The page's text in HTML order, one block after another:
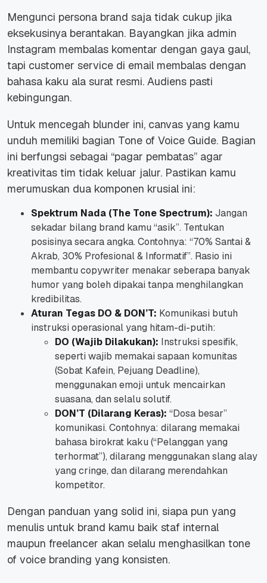
Mengunci persona brand saja tidak cukup jika
eksekusinya berantakan. Bayangkan jika admin
Instagram membalas komentar dengan gaya gaul,
tapi customer service di email membalas dengan
bahasa kaku ala surat resmi. Audiens pasti
kebingungan.
Untuk mencegah blunder ini, canvas yang kamu
unduh memiliki bagian Tone of Voice Guide. Bagian
ini berfungsi sebagai “pagar pembatas” agar
kreativitas tim tidak keluar jalur. Pastikan kamu
merumuskan dua komponen krusial ini:
Spektrum Nada (The Tone Spectrum): Jangan
sekadar bilang brand kamu “asik”. Tentukan
posisinya secara angka. Contohnya: “70% Santai &
Akrab, 30% Profesional & Informatif”. Rasio ini
membantu copywriter menakar seberapa banyak
humor yang boleh dipakai tanpa menghilangkan
kredibilitas.
Aturan Tegas DO & DON’T: Komunikasi butuh
instruksi operasional yang hitam-di-putih:
DO (Wajib Dilakukan): Instruksi spesifik,
seperti wajib memakai sapaan komunitas
(Sobat Kafein, Pejuang Deadline),
menggunakan emoji untuk mencairkan
suasana, dan selalu solutif.
DON’T (Dilarang Keras): “Dosa besar”
komunikasi. Contohnya: dilarang memakai
bahasa birokrat kaku (“Pelanggan yang
terhormat”), dilarang menggunakan slang alay
yang cringe, dan dilarang merendahkan
kompetitor.
Dengan panduan yang solid ini, siapa pun yang
menulis untuk brand kamu baik staf internal
maupun freelancer akan selalu menghasilkan tone
of voice branding yang konsisten.